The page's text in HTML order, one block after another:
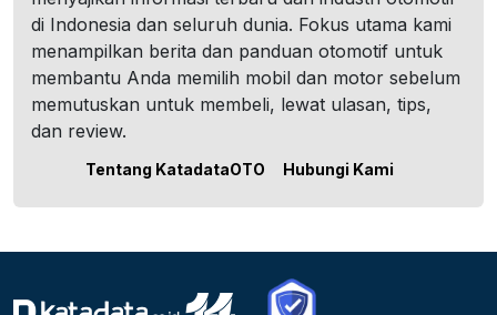
di Indonesia dan seluruh dunia. Fokus utama kami
menampilkan berita dan panduan otomotif untuk
membantu Anda memilih mobil dan motor sebelum
memutuskan untuk membeli, lewat ulasan, tips,
dan review.
Tentang KatadataOTO Hubungi Kami